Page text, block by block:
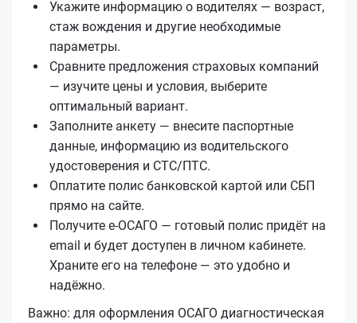
Укажите информацию о водителях — возраст,
стаж вождения и другие необходимые
параметры.
Сравните предложения страховых компаний
— изучите цены и условия, выберите
оптимальный вариант.
Заполните анкету — внесите паспортные
данные, информацию из водительского
удостоверения и СТС/ПТС.
Оплатите полис банковской картой или СБП
прямо на сайте.
Получите е‑ОСАГО — готовый полис придёт на
email и будет доступен в личном кабинете.
Храните его на телефоне — это удобно и
надёжно.
Важно: для оформления ОСАГО диагностическая